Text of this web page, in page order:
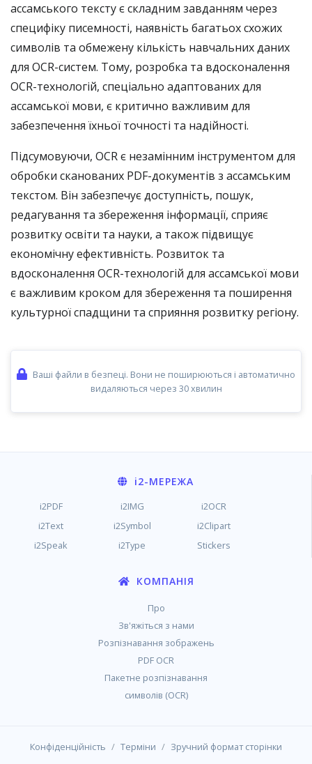
ассамського тексту є складним завданням через
специфіку писемності, наявність багатьох схожих
символів та обмежену кількість навчальних даних
для OCR-систем. Тому, розробка та вдосконалення
OCR-технологій, спеціально адаптованих для
ассамської мови, є критично важливим для
забезпечення їхньої точності та надійності.
Підсумовуючи, OCR є незамінним інструментом для
обробки сканованих PDF-документів з ассамським
текстом. Він забезпечує доступність, пошук,
редагування та збереження інформації, сприяє
розвитку освіти та науки, а також підвищує
економічну ефективність. Розвиток та
вдосконалення OCR-технологій для ассамської мови
є важливим кроком для збереження та поширення
культурної спадщини та сприяння розвитку регіону.
Ваші файли в безпеці. Вони не поширюються і автоматично
видаляються через 30 хвилин
i2-МЕРЕЖА
i2PDF i2IMG
i2OCR
i2Text
i2Symbol
i2Clipart
i2Speak
i2Type Stickers
КОМПАНІЯ
Про
Зв'яжіться з нами
Розпізнавання зображень
PDF OCR
Пакетне розпізнавання
символів (OCR)
Конфіденційність / Терміни / Зручний формат сторінки